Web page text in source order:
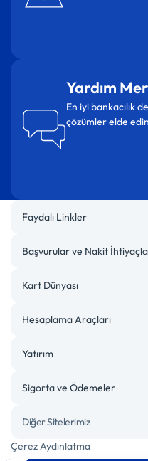
Yardım
En iyi bankacılık
çözümler elde
Faydalı Linkler
Başvurular ve Nakit
Kart Dünyası
Hesaplama Araçları
Yatırım
Sigorta ve Ödemeler
Diğer Sitelerimiz
Çerez Aydınlatma